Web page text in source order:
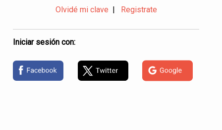
Olvidé mi clave Registrate
Iniciar sesión con: